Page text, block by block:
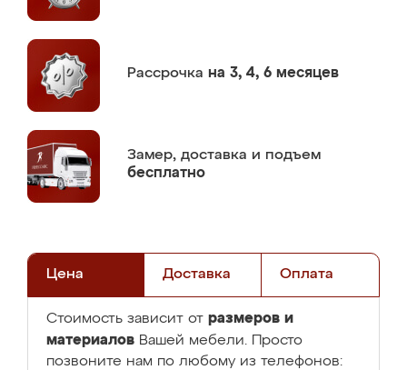
Рассрочка на 3, 4, 6 месяцев
Замер, доставка и подъем
бесплатно
Цена Доставка Оплата
Стоимость зависит от размеров и
материалов Вашей мебели. Просто
позвоните нам по любому из телефонов: